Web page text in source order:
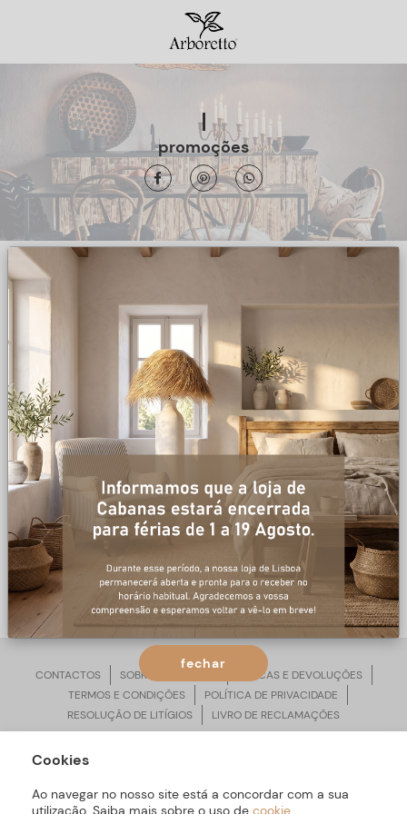
promoções
0 produtos
NÃO FORAM ENCONTRADOS
PRODUTOS PARA A PESQUISA.
CONTACTOS SOBRE ARBORETTO
TROCAS E DEVOLUÇÕES
TERMOS E CONDIÇÕES
POLÍTICA DE PRIVACIDADE
RESOLUÇÃO DE LITÍGIOS
LIVRO DE RECLAMAÇÕES
Cookies
Ao navegar no nosso site está a concordar com a sua
utilização. Saiba mais sobre o uso de cookie
fechar